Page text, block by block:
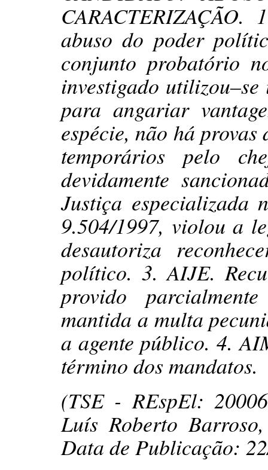
abuso do poder
conjunto probatório
investigado
para angariar
espécie, não há
temporários pelo
devidamente
Justiça
9.504/1997, violou a
desautoriza
político. 3. AIJE.
provido
mantida a multa
a agente público. 4.
término dos mandatos.
(TSE - REspEl:
Luís Roberto
Data de Publicação: